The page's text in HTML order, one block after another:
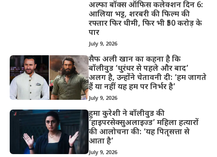
अल्फा बॉक्स ऑफिस कलेक्शन दिन 6:
आलिया भट्ट, शरबरी की फिल्म की
रफ्तार फिर धीमी, फिर भी ₹50 करोड़ के
पार
July 9, 2026
सैफ अली खान का कहना है कि
बॉलीवुड ‘धुरंधर से पहले और बाद’
अलग है, उन्होंने चेतावनी दी: ‘हम जागते
हैं या नहीं यह हम पर निर्भर है’
July 9, 2026
हुमा कुरेशी ने बॉलीवुड की
‘हाइपरसेक्सुअलाइज्ड’ महिला हत्यारों
की आलोचना की: ‘यह पितृसत्ता से
आता है’
July 9, 2026